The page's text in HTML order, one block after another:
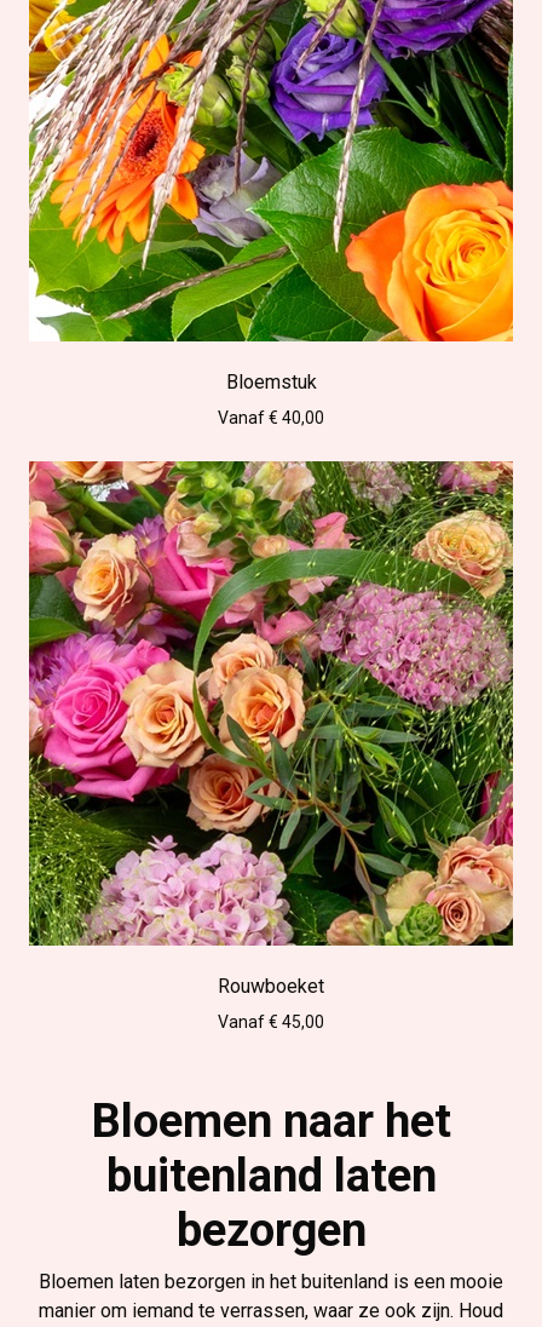
Bloemstuk
Vanaf € 40,00
Rouwboeket
Vanaf € 45,00
Bloemen naar het
buitenland laten
bezorgen
Bloemen laten bezorgen in het buitenland is een mooie
manier om iemand te verrassen, waar ze ook zijn. Houd